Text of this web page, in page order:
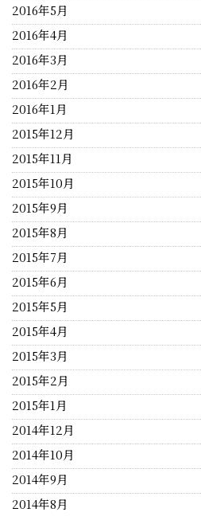
2016年5月
2016年4月
2016年3月
2016年2月
2016年1月
2015年12月
2015年11月
2015年10月
2015年9月
2015年8月
2015年7月
2015年6月
2015年5月
2015年4月
2015年3月
2015年2月
2015年1月
2014年12月
2014年10月
2014年9月
2014年8月